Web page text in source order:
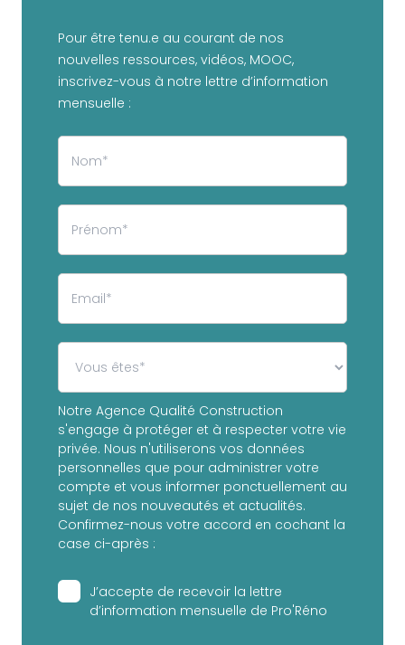
Pour être tenu.e au courant de nos
nouvelles ressources, vidéos, MOOC,
inscrivez-vous à notre lettre d’information
mensuelle :
Notre Agence Qualité Construction
s'engage à protéger et à respecter votre vie
privée. Nous n'utiliserons vos données
personnelles que pour administrer votre
compte et vous informer ponctuellement au
sujet de nos nouveautés et actualités.
Confirmez-nous votre accord en cochant la
case ci-après :
J’accepte de recevoir la lettre
d’information mensuelle de Pro'Réno